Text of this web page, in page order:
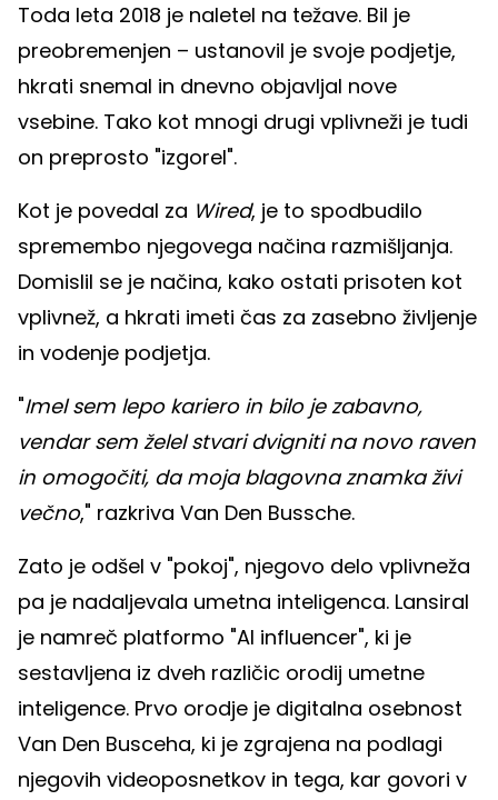
Toda leta 2018 je naletel na težave. Bil je
preobremenjen – ustanovil je svoje podjetje,
hkrati snemal in dnevno objavljal nove
vsebine. Tako kot mnogi drugi vplivneži je tudi
on preprosto "izgorel".
Kot je povedal za Wired, je to spodbudilo
spremembo njegovega načina razmišljanja.
Domislil se je načina, kako ostati prisoten kot
vplivnež, a hkrati imeti čas za zasebno življenje
in vodenje podjetja.
"Imel sem lepo kariero in bilo je zabavno,
vendar sem želel stvari dvigniti na novo raven
in omogočiti, da moja blagovna znamka živi
večno," razkriva Van Den Bussche.
Zato je odšel v "pokoj", njegovo delo vplivneža
pa je nadaljevala umetna inteligenca. Lansiral
je namreč platformo "AI influencer", ki je
sestavljena iz dveh različic orodij umetne
inteligence. Prvo orodje je digitalna osebnost
Van Den Busceha, ki je zgrajena na podlagi
njegovih videoposnetkov in tega, kar govori v